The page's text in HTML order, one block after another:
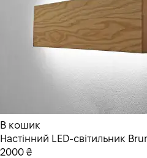
В кошик
Настінний LED-світильник
2000 ₴